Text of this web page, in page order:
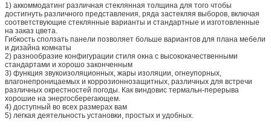
1) аккоммодатинг различная стеклянная толщина для того чтобы
достигнуть различного представления, ряда застекляя выборов, включая
соответствующие стеклянные варианты и стандартные и изготовленные
на заказ цвета.
Гибкость сползать панели позволяет больше вариантов для плана мебели
и дизайна комнаты
2) разнообразие конфигурации стиля окна с высококачественными
стандартами и хорошо законченным
3) функция звукоизоляционных, жары изоляции, огнеупорных,
влагонепроницаемых и коррозионнозащитных, различных для встречи
различных окрестностей погоды. Как виндовис термальн-перерыва
хорошие на энергосберегающем.
4) доступный во всех размерах вам
5) легкая деятельность установки, простых и удобных.